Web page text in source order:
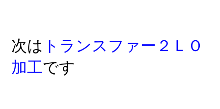
次は トランスファー２ＬＯ
加工です